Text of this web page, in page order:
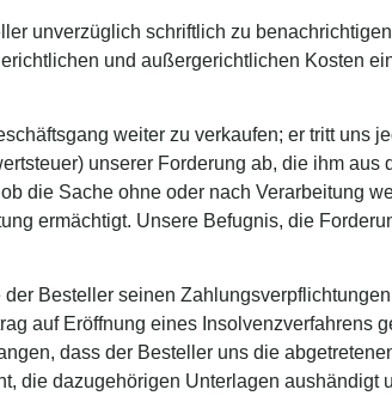
unverzüglich schriftlich zu
und außergerichtlichen Kosten
weiter zu verkaufen; er tritt uns
unserer Forderung ab, die ihm aus
die Sache ohne oder nach Verarbeitung
ermächtigt. Unsere Befugnis, die
Besteller seinen
auf Eröffnung eines Insolvenzverfahrens
dass der Besteller uns die
die dazugehörigen Unterlagen aushändigt